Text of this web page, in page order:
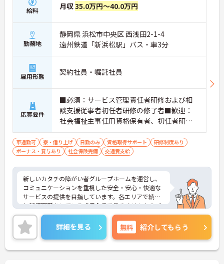
給料 月収35.0万円～40.0万円
勤務地
静岡県 浜松市中央区 西浅田2-1-4
遠州鉄道「新浜松駅」バス・車3分
雇用形態 契約社員・嘱託社員
応募要件
■必須：サービス管理責任者研修および相
談支援従事者初任者研修の修了者■歓迎：
社会福祉主事任用資格保有者、初任者研修
（旧ヘルパー2級）、サービス管理責任者の
業務経験
車通勤可 寮・借り上げ 日勤のみ 資格取得サポート
研修制度あり
ボーナス・賞与あり
社会保険完備 交通費支給
新しいカタチの障がい者グループホームを運営し、
コミュニケーションを重視した安全・安心・快適な
サービスの提供を目指しています。各エリアで続々
と新規開所をしている成長企業で働きませんか？ご
興味のある方には、面接対策ポイントなど、さらに
詳細をお話しいたしますのでお気軽にご相談くださ
い！
詳細を見る 無料 紹介してもらう